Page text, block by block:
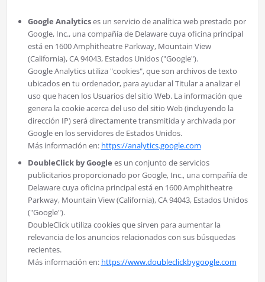
Google Analyticses un servicio de analítica web prestado por
Google, Inc., una compañía de Delaware cuya oficina principal
está en 1600 Amphitheatre Parkway, Mountain View
(California), CA 94043, Estados Unidos ("Google").
Google Analytics utiliza "cookies", que son archivos de texto
ubicados en tu ordenador, para ayudar al Titular a analizar el
uso que hacen los Usuarios del sitio Web. La información que
genera la cookie acerca del uso del sitio Web (incluyendo la
dirección IP) será directamente transmitida y archivada por
Google en los servidores de Estados Unidos.
Más información en: https://analytics.google.com
DoubleClick by Google es un conjunto de servicios
publicitarios proporcionado por Google, Inc., una compañía de
Delaware cuya oficina principal está en 1600 Amphitheatre
Parkway, Mountain View (California), CA 94043, Estados Unidos
("Google").
DoubleClick utiliza cookies que sirven para aumentar la
relevancia de los anuncios relacionados con sus búsquedas
recientes.
Más información en: https://www.doubleclickbygoogle.com